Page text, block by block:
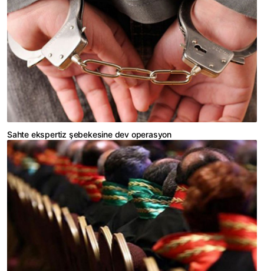
Sahte ekspertiz şebekesine dev operasyon